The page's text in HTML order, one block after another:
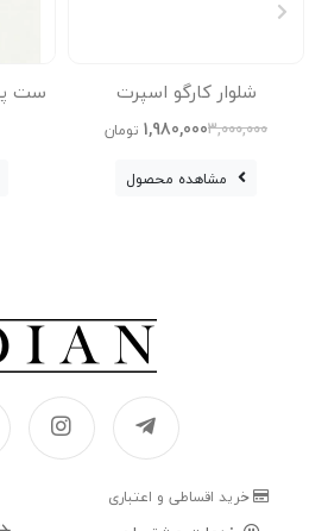
شلوار کارگو اسپرت
3,000,000
1,980,000تومان
مشاهده محصول
ست
خرید اقساطی و اعتباری